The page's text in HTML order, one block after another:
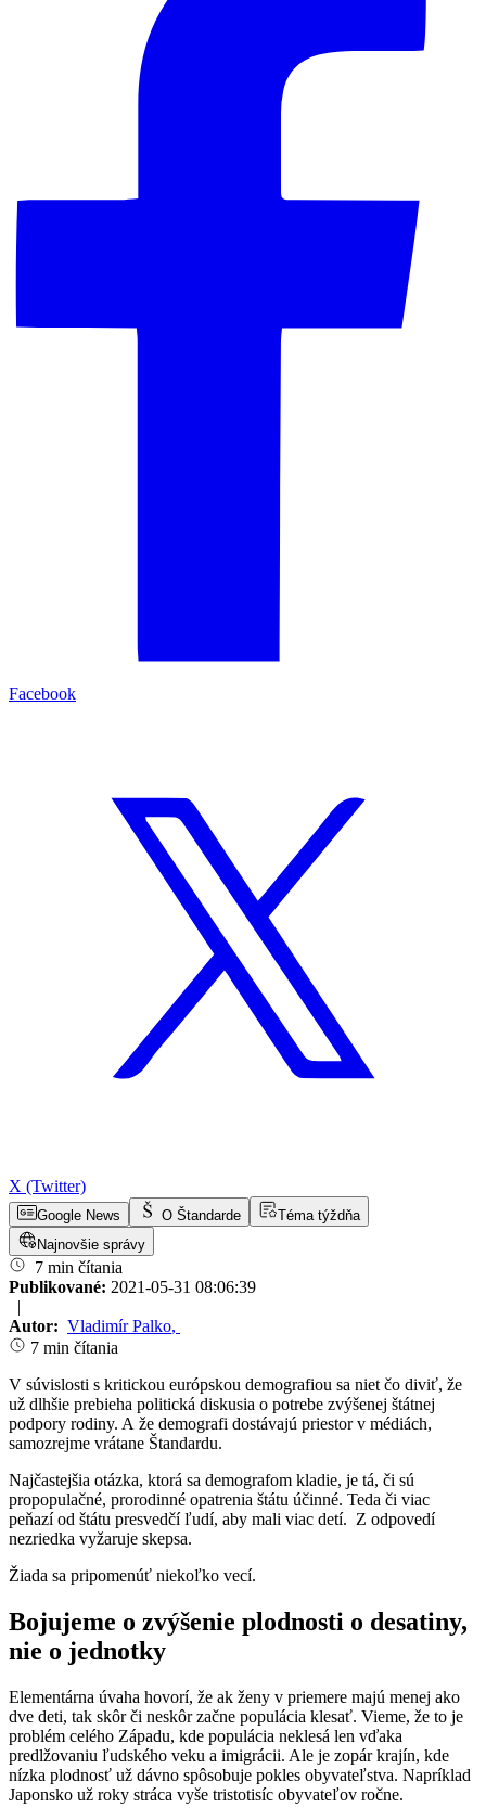
Facebook
X (Twitter)
Google News O Štandarde
Téma týždňa
Najnovšie správy
7 min čítania
Publikované: 2021-05-31 08:06:39
|
Autor: Vladimír Palko,
7 min čítania
V súvislosti s kritickou európskou demografiou sa niet čo diviť, že
už dlhšie prebieha politická diskusia o potrebe zvýšenej štátnej
podpory rodiny. A že demografi dostávajú priestor v médiách,
samozrejme vrátane Štandardu.
Najčastejšia otázka, ktorá sa demografom kladie, je tá, či sú
propopulačné, prorodinné opatrenia štátu účinné. Teda či viac
peňazí od štátu presvedčí ľudí, aby mali viac detí. Z odpovedí
nezriedka vyžaruje skepsa.
Žiada sa pripomenúť niekoľko vecí.
Bojujeme o zvýšenie plodnosti o desatiny,
nie o jednotky
Elementárna úvaha hovorí, že ak ženy v priemere majú menej ako
dve deti, tak skôr či neskôr začne populácia klesať. Vieme, že to je
problém celého Západu, kde populácia neklesá len vďaka
predlžovaniu ľudského veku a imigrácii. Ale je zopár krajín, kde
nízka plodnosť už dávno spôsobuje pokles obyvateľstva. Napríklad
Japonsko už roky stráca vyše tristotisíc obyvateľov ročne.